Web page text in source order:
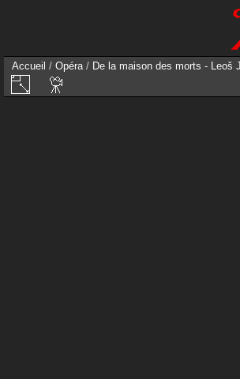
Accueil / Opéra/ De la maison des morts - Leoš